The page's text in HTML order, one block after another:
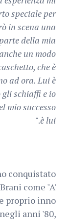
speciale per
in scena una
della mia
un modo
che è
ad ora. Lui è
gli schiaffi e io
mio successo
è lui
."
conquistato
come "A'
proprio inno
anni '80,